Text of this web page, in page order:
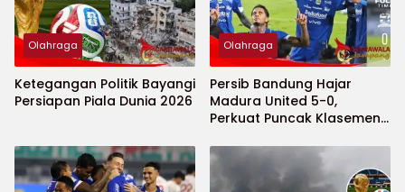
Olahraga
Ketegangan Politik Bayangi
Persiapan Piala Dunia 2026
Olahraga
Persib Bandung Hajar
Madura United 5-0,
Perkuat Puncak Klasemen